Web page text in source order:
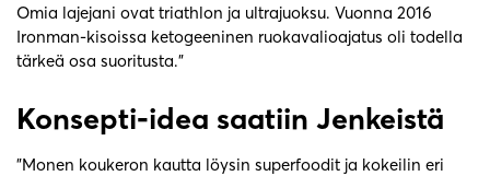
Omia lajejani ovat triathlon ja ultrajuoksu. Vuonna 2016
Ironman-kisoissa ketogeeninen ruokavalioajatus oli todella
tärkeä osa suoritusta.”
Konsepti-idea saatiin Jenkeistä
”Monen koukeron kautta löysin superfoodit ja kokeilin eri